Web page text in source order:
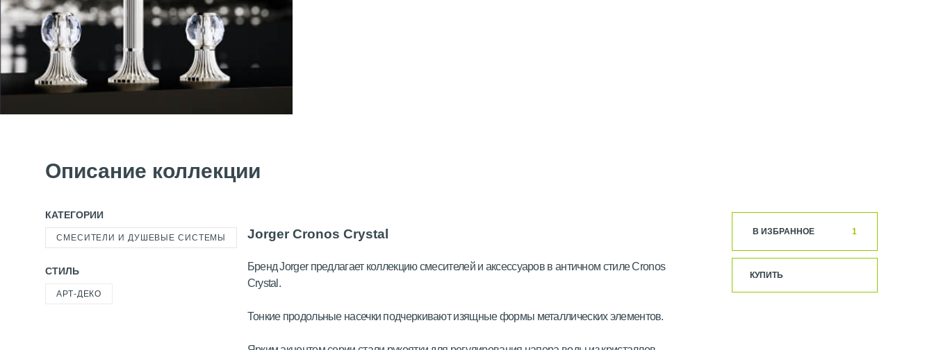
Описание коллекции
КАТЕГОРИИ
СМЕСИТЕЛИ И ДУШЕВЫЕ СИСТЕМЫ
СТИЛЬ
АРТ-ДЕКО
Jorger Cronos Crystal
Бренд Jorger предлагает коллекцию смесителей и аксессуаров в античном стиле Cronos
Crystal.
Тонкие продольные насечки подчеркивают изящные формы металлических элементов.
В ИЗБРАННОЕ 1
КУПИТЬ